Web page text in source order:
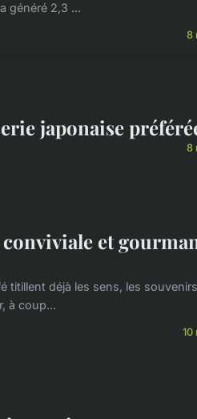
généré 2,3 ...
8
japonaise
8
et
titillent déjà les sens, les
à coup...
10